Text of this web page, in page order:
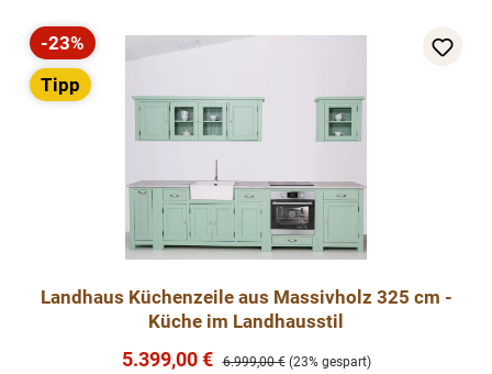
Rabatt
-23%
Tipp
Landhaus Küchenzeile aus Massivholz 325 cm -
Küche im Landhausstil
Verkaufspreis:
5.399,00 € Regulärer Preis:
6.999,00 € (23% gespart)